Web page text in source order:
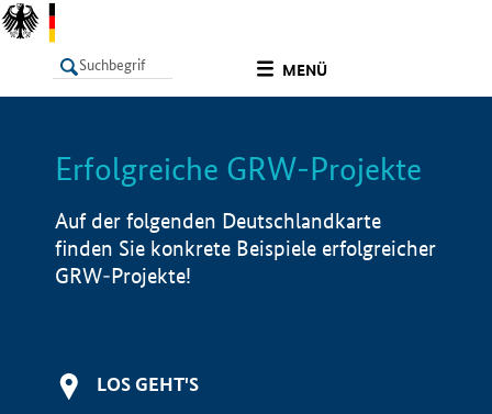
MENÜ
LISTE Info
Erfolgreiche GRW-Projekte
Auf der folgenden Deutschlandkarte
finden Sie konkrete Beispiele erfolgreicher
GRW-Projekte!
LOS GEHT'S